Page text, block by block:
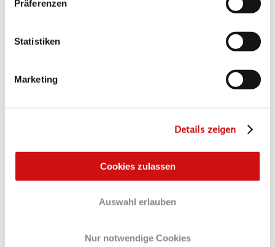
Präferenzen
Statistiken
Marketing
Details zeigen
Cookies zulassen
Auswahl erlauben
Nur notwendige Cookies
fertig
Aktion erfolgreich beendet
ANSEHEN